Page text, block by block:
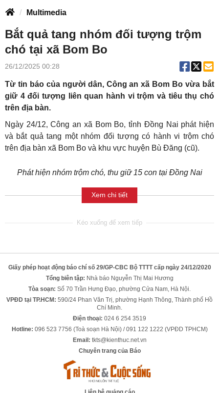
Multimedia
Bắt quả tang nhóm đối tượng trộm
chó tại xã Bom Bo
26/12/2025 00:28
Từ tin báo của người dân, Công an xã Bom Bo vừa bắt
giữ 4 đối tượng liên quan hành vi trộm và tiêu thụ chó
trên địa bàn.
Ngày 24/12, Công an xã Bom Bo, tỉnh Đồng Nai phát hiện
và bắt quả tang một nhóm đối tượng có hành vi trộm chó
trên địa bàn xã Bom Bo và khu vực huyện Bù Đăng (cũ).
Phát hiện nhóm trộm chó, thu giữ 15 con tại Đồng Nai
Xem chi tiết
Giấy phép hoạt động báo chí số 29/GP-CBC Bộ TTTT cấp ngày 24/12/2020
Tổng biên tập: Nhà báo Nguyễn Thị Mai Hương
Tòa soạn: Số 70 Trần Hưng Đạo, phường Cửa Nam, Hà Nội.
VPĐD tại TP.HCM: 590/24 Phan Văn Trị, phường Hạnh Thông, Thành phố Hồ
Chí Minh.
Điện thoại: 024 6 254 3519
Hotline: 096 523 7756 (Toà soạn Hà Nội) / 091 122 1222 (VPĐD TPHCM)
Email: tkts@kienthuc.net.vn
Chuyên trang của Báo